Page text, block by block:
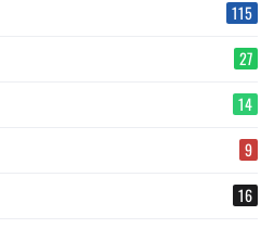
115
27
14
9
16